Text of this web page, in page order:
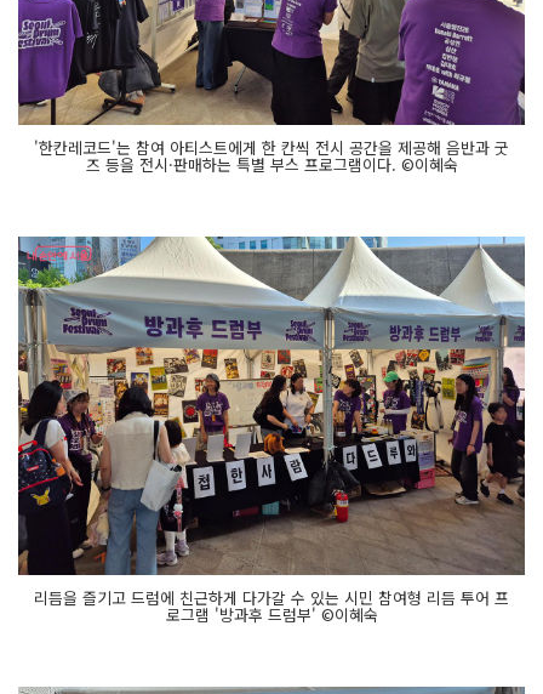
'한칸레코드'는 참여 아티스트에게 한 칸씩 전시 공간을 제공해 음반과 굿
즈 등을 전시·판매하는 특별 부스 프로그램이다. ©이혜숙
리듬을 즐기고 드럼에 친근하게 다가갈 수 있는 시민 참여형 리듬 투어 프
로그램 '방과후 드럼부' ©이혜숙